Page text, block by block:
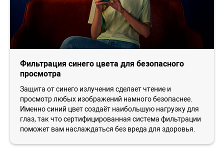
Фильтрация синего цвета для безопасного
просмотра
Защита от синего излучения сделает чтение и
просмотр любых изображений намного безопаснее.
Именно синий цвет создаёт наибольшую нагрузку для
глаз, так что сертифицированная система фильтрации
поможет вам наслаждаться без вреда для здоровья.